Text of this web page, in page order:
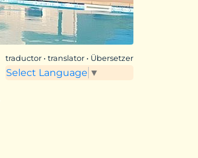
traductor • translator • Übersetzer
Select Language ▼